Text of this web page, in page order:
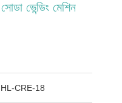
ভেন্ডিং মেশিন
CRE-18